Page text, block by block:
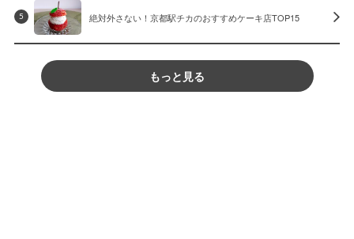
5 絶対外さない！京都駅チカのおすすめケーキ店TOP15
もっと見る